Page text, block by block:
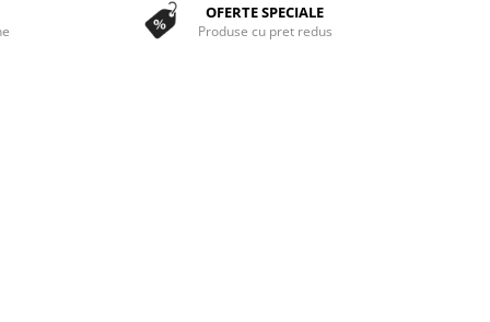
OFERTE SPECIALE
Produse cu pret redus